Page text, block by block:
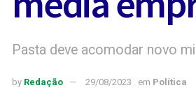
Pasta deve acomodar novo
by Redação 29/08/2023 em Política